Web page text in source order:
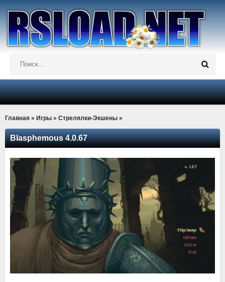
Главная » Игры » Стрелялки-Экшены »
Blasphemous 4.0.67